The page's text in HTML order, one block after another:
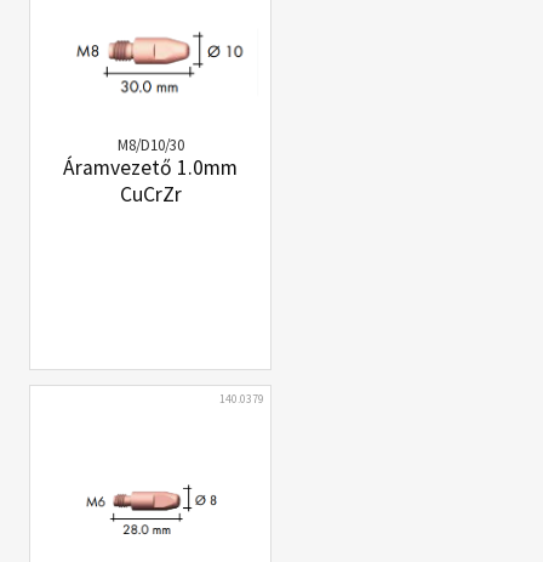
M8/D10/30
Áramvezető 1.0mm
CuCrZr
140.0379